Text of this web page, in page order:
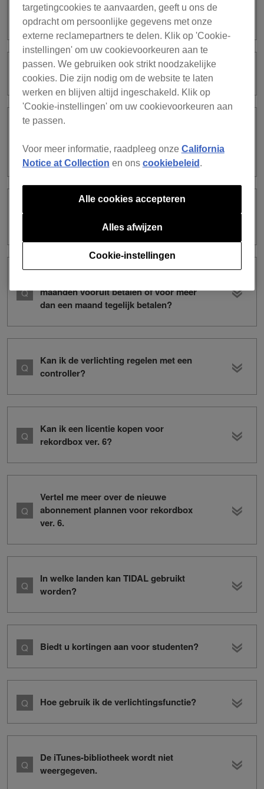
Ik kan de Lyric-functie niet gebruiken.
Wat is TIDAL?
moet invoeren die bij mijn dj-
apparatuur is meegeleverd.
over again, how do I do that?
maanden vooruit betalen of voor meer
dan een maand tegelijk betalen?
Kan ik de verlichting regelen met een
controller?
Kan ik een licentie kopen voor
rekordbox ver. 6?
Vertel me meer over de nieuwe
abonnement plannen voor rekordbox
ver. 6.
In welke landen kan TIDAL gebruikt
worden?
Biedt u kortingen aan voor studenten?
Hoe gebruik ik de verlichtingsfunctie?
De iTunes-bibliotheek wordt niet
weergegeven.
targetingcookies te aanvaarden, geeft u ons de
opdracht om persoonlijke gegevens met onze
externe reclamepartners te delen. Klik op 'Cookie-
instellingen' om uw cookievoorkeuren aan te
passen. We gebruiken ook strikt noodzakelijke
cookies. Die zijn nodig om de website te laten
werken en blijven altijd ingeschakeld. Klik op
'Cookie-instellingen' om uw cookievoorkeuren aan
te passen.
Voor meer informatie, raadpleeg onze California
Notice at Collection en ons cookiebeleid .
Cookie-instellingen
Alles afwijzen
Alle cookies accepteren